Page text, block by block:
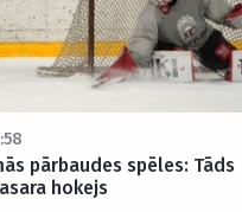
pārbaudes spēles: Tāds
hokejs